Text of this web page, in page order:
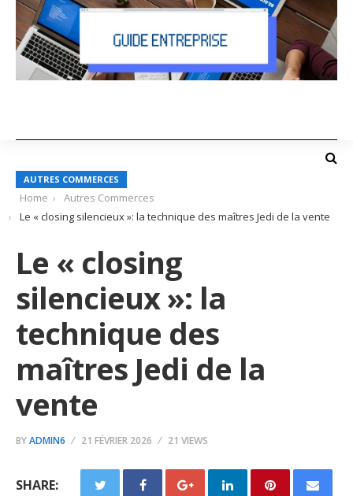
AUTRES COMMERCES
Home
Autres Commerces
Le « closing silencieux »: la technique des maîtres Jedi de la vente
Le « closing
silencieux »: la
technique des
maîtres Jedi de la
vente
BYADMIN6 21 FÉVRIER 2026 21 VIEWS
SHARE: